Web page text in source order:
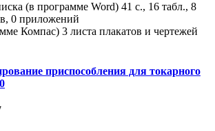
(в программе Word) 41 с., 16 табл., 8
0 приложений
Компас) 3 листа плакатов и чертежей
приспособления для токарного